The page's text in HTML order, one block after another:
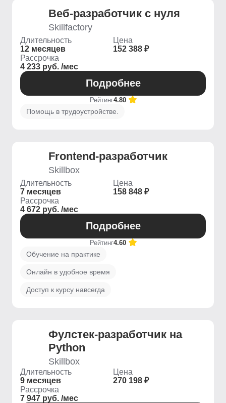
Веб-разработчик с нуля
Skillfactory
Длительность
12 месяцев
Цена
152 388 ₽
Рассрочка
4 233 руб. /мес
Подробнее
Рейтинг4.80
Помощь в трудоустройстве.
Frontend-разработчик
Skillbox
Длительность
7 месяцев
Цена
158 848 ₽
Рассрочка
4 672 руб. /мес
Подробнее
Рейтинг4.60
Обучение на практике
Онлайн в удобное время
Доступ к курсу навсегда
Фулстек-разработчик на
Python
Skillbox
Длительность
9 месяцев
Цена
270 198 ₽
Рассрочка
7 947 руб. /мес